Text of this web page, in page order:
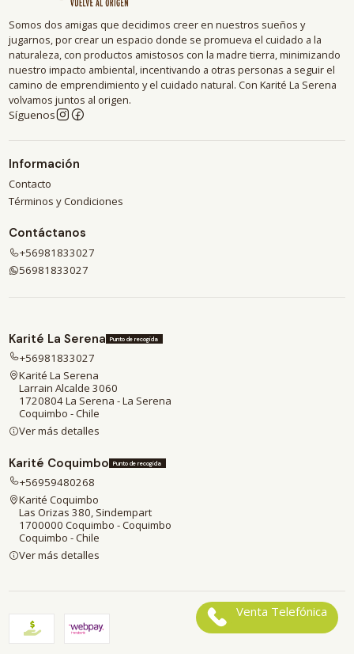
Somos dos amigas que decidimos creer en nuestros sueños y
jugarnos, por crear un espacio donde se promueva el cuidado a la
naturaleza, con productos amistosos con la madre tierra, minimizando
nuestro impacto ambiental, incentivando a otras personas a seguir el
camino de emprendimiento y el cuidado natural. Con Karité La Serena
volvamos juntos al origen.
Síguenos
Información
Contacto
Términos y Condiciones
Contáctanos
+56981833027
56981833027
Karité La Serena Punto de recogida
+56981833027
Karité La Serena
Larrain Alcalde 3060
1720804 La Serena - La Serena
Coquimbo - Chile
Ver más detalles
Karité Coquimbo Punto de recogida
+56959480268
Karité Coquimbo
Las Orizas 380, Sindempart
1700000 Coquimbo - Coquimbo
Coquimbo - Chile
Ver más detalles
Venta Telefónica